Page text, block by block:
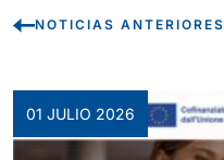
NOTICIAS ANTERIORES
01 JULIO 2026